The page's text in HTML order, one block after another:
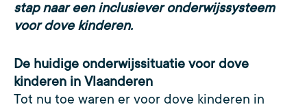
stap naar een inclusiever onderwijssysteem
voor dove kinderen.
De huidige onderwijssituatie voor dove
kinderen in Vlaanderen
Tot nu toe waren er voor dove kinderen in